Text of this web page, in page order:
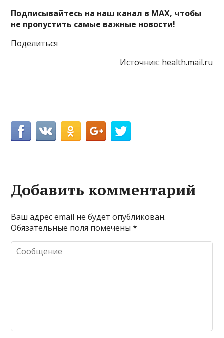
Подписывайтесь на наш канал в MAX, чтобы
не пропустить самые важные новости!
Поделиться
Источник: health.mail.ru
Добавить комментарий
Ваш адрес email не будет опубликован.
Обязательные поля помечены*